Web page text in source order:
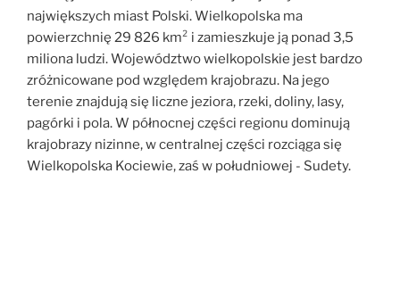
największych miast Polski. Wielkopolska ma
powierzchnię 29 826 km² i zamieszkuje ją ponad 3,5
miliona ludzi. Województwo wielkopolskie jest bardzo
zróżnicowane pod względem krajobrazu. Na jego
terenie znajdują się liczne jeziora, rzeki, doliny, lasy,
pagórki i pola. W północnej części regionu dominują
krajobrazy nizinne, w centralnej części rozciąga się
Wielkopolska Kociewie, zaś w południowej - Sudety.